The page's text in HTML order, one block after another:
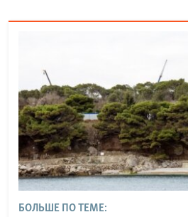
БОЛЬШЕ ПО ТЕМЕ: